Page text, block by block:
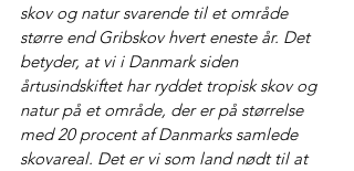
skov og natur svarende til et område
større end Gribskov hvert eneste år. Det
betyder, at vi i Danmark siden
årtusindskiftet har ryddet tropisk skov og
natur på et område, der er på størrelse
med 20 procent af Danmarks samlede
skovareal. Det er vi som land nødt til at